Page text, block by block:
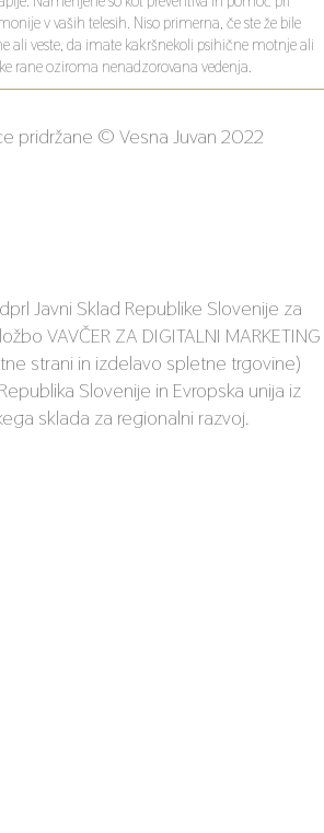
v vaših telesih. Niso primerna, če ste že bile
ali veste, da imate kakršnekoli psihične motnje ali
rane oziroma nenadzorovana vedenja.
pridržane © Vesna Juvan 2022
Javni Sklad Republike Slovenije za
VAVČER ZA DIGITALNI MARKETING
strani in izdelavo spletne trgovine)
Slovenije in Evropska unija iz
sklada za regionalni razvoj.